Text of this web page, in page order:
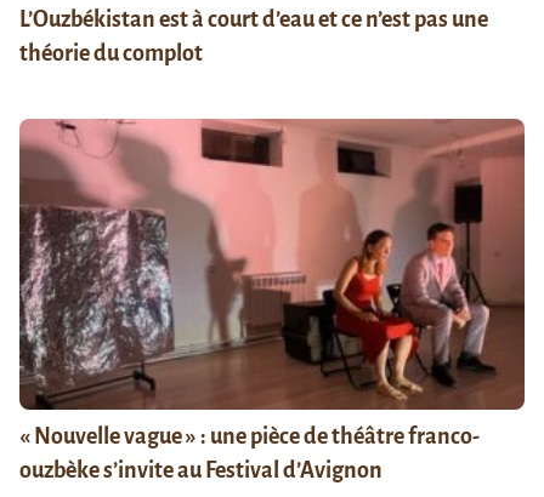
L’Ouzbékistan est à court d’eau et ce n’est pas une
théorie du complot
« Nouvelle vague » : une pièce de théâtre franco-
ouzbèke s’invite au Festival d’Avignon